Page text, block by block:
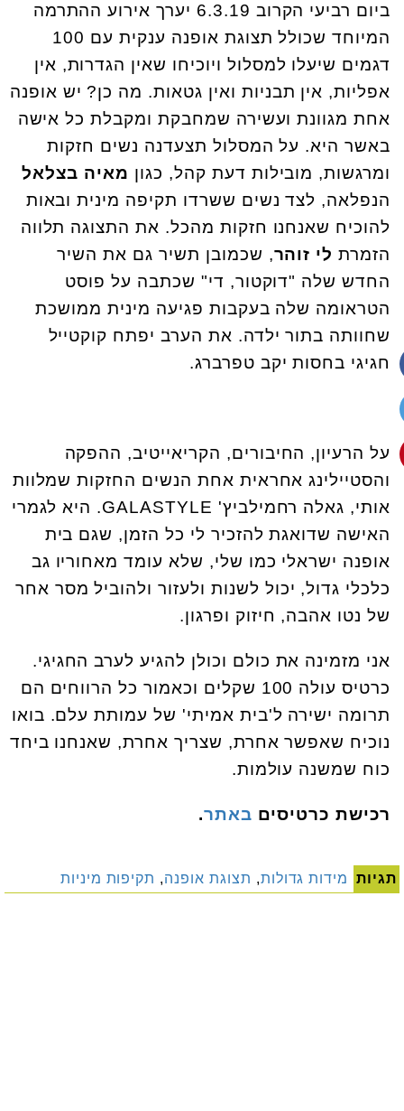
ביום רביעי הקרוב 6.3.19 יערך אירוע ההתרמה
המיוחד שכולל תצוגת אופנה ענקית עם 100
דגמים שיעלו למסלול ויוכיחו שאין הגדרות, אין
אפליות, אין תבניות ואין גטאות. מה כן? יש אופנה
אחת מגוונת ועשירה שמחבקת ומקבלת כל אישה
באשר היא. על המסלול תצעדנה נשים חזקות
ומרגשות, מובילות דעת קהל, כגון מאיה בצלאל
הנפלאה, לצד נשים ששרדו תקיפה מינית ובאות
להוכיח שאנחנו חזקות מהכל. את התצוגה תלווה
הזמרת לי זוהר, שכמובן תשיר גם את השיר
החדש שלה "דוקטור, די" שכתבה על פוסט
הטראומה שלה בעקבות פגיעה מינית ממושכת
שחוותה בתור ילדה. את הערב יפתח קוקטייל
חגיגי בחסות יקב טפרברג.
על הרעיון, החיבורים, הקריאייטיב, ההפקה
והסטיילינג אחראית אחת הנשים החזקות שמלוות
אותי, גאלה רחמילביץ' GALASTYLE. היא לגמרי
האישה שדואגת להזכיר לי כל הזמן, שגם בית
אופנה ישראלי כמו שלי, שלא עומד מאחוריו גב
כלכלי גדול, יכול לשנות ולעזור ולהוביל מסר אחר
של נטו אהבה, חיזוק ופרגון.
אני מזמינה את כולם וכולן להגיע לערב החגיגי.
כרטיס עולה 100 שקלים וכאמור כל הרווחים הם
תרומה ישירה ל'בית אמיתי' של עמותת עלם. בואו
נוכיח שאפשר אחרת, שצריך אחרת, שאנחנו ביחד
כוח שמשנה עולמות.
רכישת כרטיסים באתר.
תגיות מידות גדולות, תצוגת אופנה, תקיפות מיניות